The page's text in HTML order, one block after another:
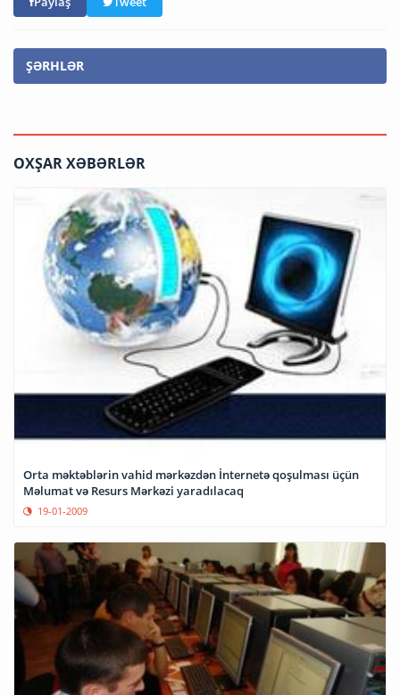
ŞƏRHLƏR
OXŞAR XƏBƏRLƏR
Orta məktəblərin vahid mərkəzdən İnternetə qoşulması üçün
Məlumat və Resurs Mərkəzi yaradılacaq
19-01-2009